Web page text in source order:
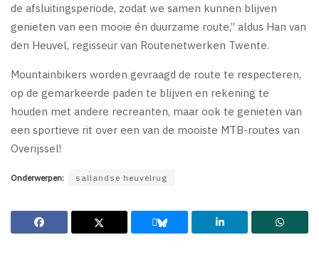
de afsluitingsperiode, zodat we samen kunnen blijven
genieten van een mooie én duurzame route,” aldus Han van
den Heuvel, regisseur van Routenetwerken Twente.
Mountainbikers worden gevraagd de route te respecteren,
op de gemarkeerde paden te blijven en rekening te
houden met andere recreanten, maar ook te genieten van
een sportieve rit over een van de mooiste MTB-routes van
Overijssel!
Onderwerpen: sallandse heuvelrug